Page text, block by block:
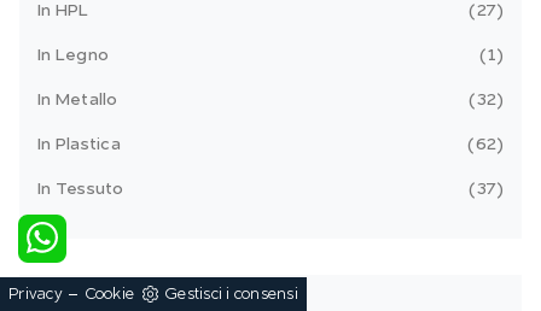
In HPL 27
In Legno 1
In Metallo 32
In Plastica 62
In Tessuto 37
Privacy- Cookie Gestisci i consensi